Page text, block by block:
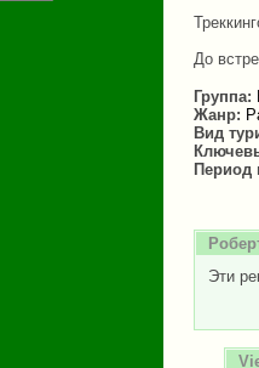
До
Группа:
Жанр:
Вид
Период
Эти